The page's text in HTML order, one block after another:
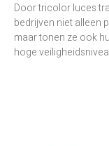
Door tricolor luces
bedrijven niet alleen
maar tonen ze ook
hoge